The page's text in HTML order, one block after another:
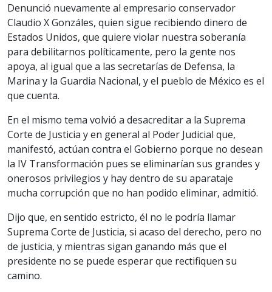
Denunció nuevamente al empresario conservador
Claudio X Gonzáles, quien sigue recibiendo dinero de
Estados Unidos, que quiere violar nuestra soberanía
para debilitarnos políticamente, pero la gente nos
apoya, al igual que a las secretarías de Defensa, la
Marina y la Guardia Nacional, y el pueblo de México es el
que cuenta.
En el mismo tema volvió a desacreditar a la Suprema
Corte de Justicia y en general al Poder Judicial que,
manifestó, actúan contra el Gobierno porque no desean
la IV Transformación pues se eliminarían sus grandes y
onerosos privilegios y hay dentro de su aparataje
mucha corrupción que no han podido eliminar, admitió.
Dijo que, en sentido estricto, él no le podría llamar
Suprema Corte de Justicia, si acaso del derecho, pero no
de justicia, y mientras sigan ganando más que el
presidente no se puede esperar que rectifiquen su
camino.